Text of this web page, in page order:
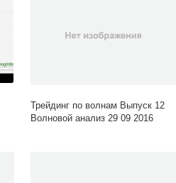
Трейдинг по волнам Выпуск 12
Волновой анализ 29 09 2016